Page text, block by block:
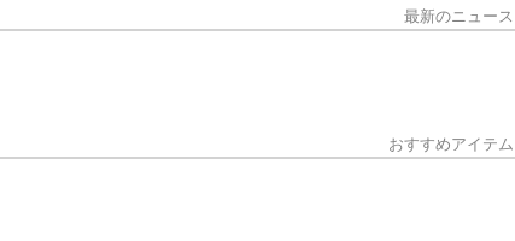
最新のニュース
おすすめアイテム